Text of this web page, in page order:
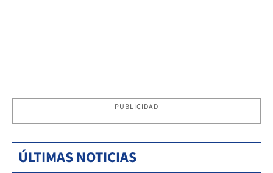
PUBLICIDAD
ÚLTIMAS NOTICIAS